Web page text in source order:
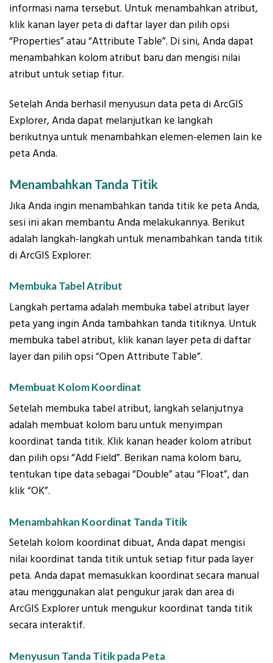
informasi nama tersebut. Untuk menambahkan atribut,
klik kanan layer peta di daftar layer dan pilih opsi
“Properties” atau “Attribute Table”. Di sini, Anda dapat
menambahkan kolom atribut baru dan mengisi nilai
atribut untuk setiap fitur.
Setelah Anda berhasil menyusun data peta di ArcGIS
Explorer, Anda dapat melanjutkan ke langkah
berikutnya untuk menambahkan elemen-elemen lain ke
peta Anda.
Menambahkan Tanda Titik
Jika Anda ingin menambahkan tanda titik ke peta Anda,
sesi ini akan membantu Anda melakukannya. Berikut
adalah langkah-langkah untuk menambahkan tanda titik
di ArcGIS Explorer:
Membuka Tabel Atribut
Langkah pertama adalah membuka tabel atribut layer
peta yang ingin Anda tambahkan tanda titiknya. Untuk
membuka tabel atribut, klik kanan layer peta di daftar
layer dan pilih opsi “Open Attribute Table”.
Membuat Kolom Koordinat
Setelah membuka tabel atribut, langkah selanjutnya
adalah membuat kolom baru untuk menyimpan
koordinat tanda titik. Klik kanan header kolom atribut
dan pilih opsi “Add Field”. Berikan nama kolom baru,
tentukan tipe data sebagai “Double” atau “Float”, dan
klik “OK”.
Menambahkan Koordinat Tanda Titik
Setelah kolom koordinat dibuat, Anda dapat mengisi
nilai koordinat tanda titik untuk setiap fitur pada layer
peta. Anda dapat memasukkan koordinat secara manual
atau menggunakan alat pengukur jarak dan area di
ArcGIS Explorer untuk mengukur koordinat tanda titik
secara interaktif.
Menyusun Tanda Titik pada Peta